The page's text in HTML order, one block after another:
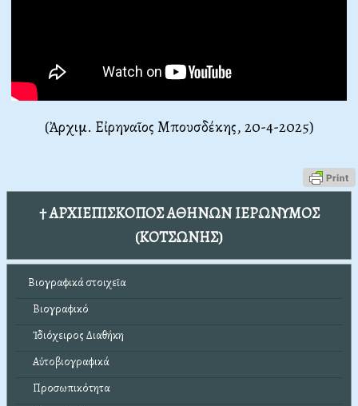
(Ἀρχιμ. Εἰρηναῖος Μπουσδέκης, 20-4-2025)
† ΑΡΧΙΕΠΙΣΚΟΠΟΣ ΑΘΗΝΩΝ ΙΕΡΩΝΥΜΟΣ
(ΚΟΤΣΩΝΗΣ)
Βιογραφικά στοιχεῖα
Βιογραφικό
Ἰδιόχειρος Διαθήκη
Αὐτοβιογραφικά
Προσωπικότητα